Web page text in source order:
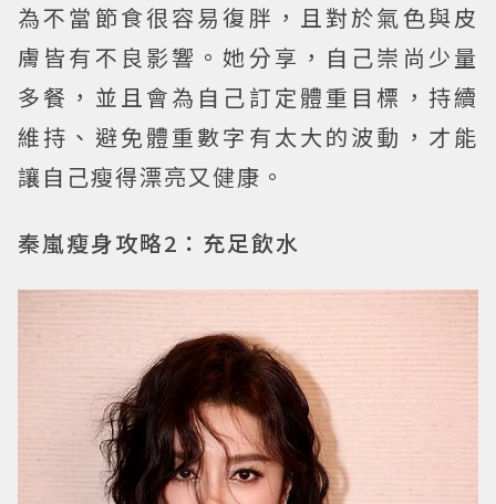
為不當節食很容易復胖，且對於氣色與皮
膚皆有不良影響。她分享，自己崇尚少量
多餐，並且會為自己訂定體重目標，持續
維持、避免體重數字有太大的波動，才能
讓自己瘦得漂亮又健康。
秦嵐瘦身攻略2：充足飲水